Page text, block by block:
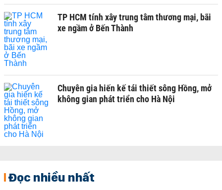
TP HCM tính xây trung tâm thương mại, bãi
xe ngầm ở Bến Thành
Chuyên gia hiến kế tái thiết sông Hồng, mở
không gian phát triển cho Hà Nội
Đọc nhiều nhất